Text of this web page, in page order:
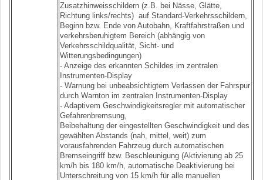
Zusatzhinweisschildern (z.B. bei Nässe, Glätte,
Richtung links/rechts) auf Standard-Verkehrsschildern,
Beginn bzw. Ende von Autobahn, Kraftfahrstraßen und
verkehrsberuhigtem Bereich (abhängig von
Verkehrsschildqualität, Sicht- und
Witterungsbedingungen)
- Anzeige des erkannten Schildes im zentralen
Instrumenten-Display
- Warnung bei unbeabsichtigtem Verlassen der Fahrspur
durch Warnton im zentralen Instrumenten-Display
- Adaptivem Geschwindigkeitsregler mit automatischer
Gefahrenbremsung,
Beibehaltung der eingestellten Geschwindigkeit und des
gewählten Abstands (nah, mittel, weit) zum
vorausfahrenden Fahrzeug durch automatischen
Bremseingriff bzw. Beschleunigung (Aktivierung ab 25
km/h bis 180 km/h, automatische Deaktivierung bei
Unterschreitung von 15 km/h für alle manuellen